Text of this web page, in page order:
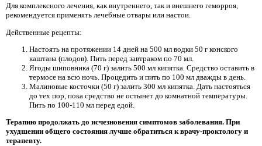
Для комплексного лечения, как внутреннего, так и внешнего геморроя,
рекомендуется применять лечебные отвары или настои.
Действенные рецепты:
Настоять на протяжении 14 дней на 500 мл водки 50 г конского
каштана (плодов). Пить перед завтраком по 70 мл.
Ягоды шиповника (70 г) залить 500 мл кипятка. Средство оставить в
термосе на всю ночь. Процедить и пить по 100 мл дважды в день.
Малиновые косточки (50 г) залить 300 мл кипятка. Дать настояться
до тех пор, пока средство не остынет до комнатной температуры.
Пить по 100-110 мл перед едой.
Терапию продолжать до исчезновения симптомов заболевания. При
ухудшении общего состояния лучше обратиться к врачу-проктологу и
терапевту.